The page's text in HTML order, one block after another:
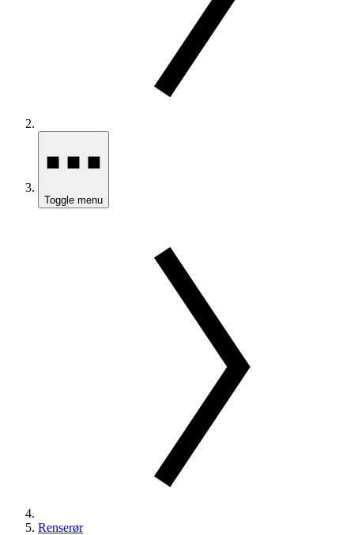
Toggle menu
Renserør